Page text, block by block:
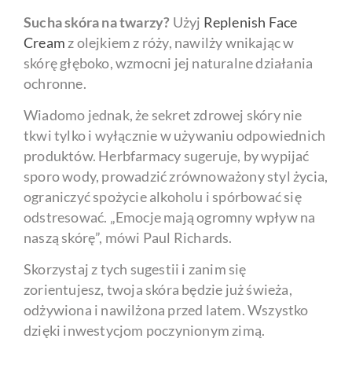
Sucha skóra na twarzy? Użyj Replenish Face
Cream z olejkiem z róży, nawilży wnikając w
skórę głęboko, wzmocni jej naturalne działania
ochronne.
Wiadomo jednak, że sekret zdrowej skóry nie
tkwi tylko i wyłącznie w używaniu odpowiednich
produktów. Herbfarmacy sugeruje, by wypijać
sporo wody, prowadzić zrównoważony styl życia,
ograniczyć spożycie alkoholu i spórbować się
odstresować. „Emocje mają ogromny wpływ na
naszą skórę”, mówi Paul Richards.
Skorzystaj z tych sugestii i zanim się
zorientujesz, twoja skóra będzie już świeża,
odżywiona i nawilżona przed latem. Wszystko
dzięki inwestycjom poczynionym zimą.